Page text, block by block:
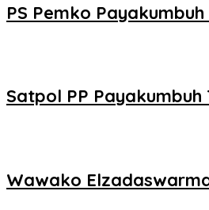
PS Pemko
Satpol PP
Wawako